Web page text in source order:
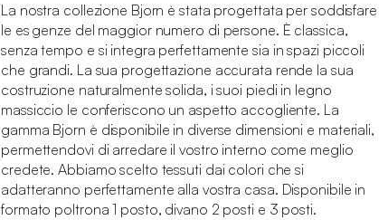
La nostra collezione Bjorn è stata progettata per soddisfare
le esigenze del maggior numero di persone. È classica,
senza tempo e si integra perfettamente sia in spazi piccoli
che grandi. La sua progettazione accurata rende la sua
costruzione naturalmente solida, i suoi piedi in legno
massiccio le conferiscono un aspetto accogliente. La
gamma Bjorn è disponibile in diverse dimensioni e materiali,
permettendovi di arredare il vostro interno come meglio
credete. Abbiamo scelto tessuti dai colori che si
adatteranno perfettamente alla vostra casa. Disponibile in
formato poltrona 1 posto, divano 2 posti e 3 posti.